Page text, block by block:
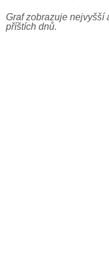
Graf zobrazuje nejvyšší
příštích dnů.